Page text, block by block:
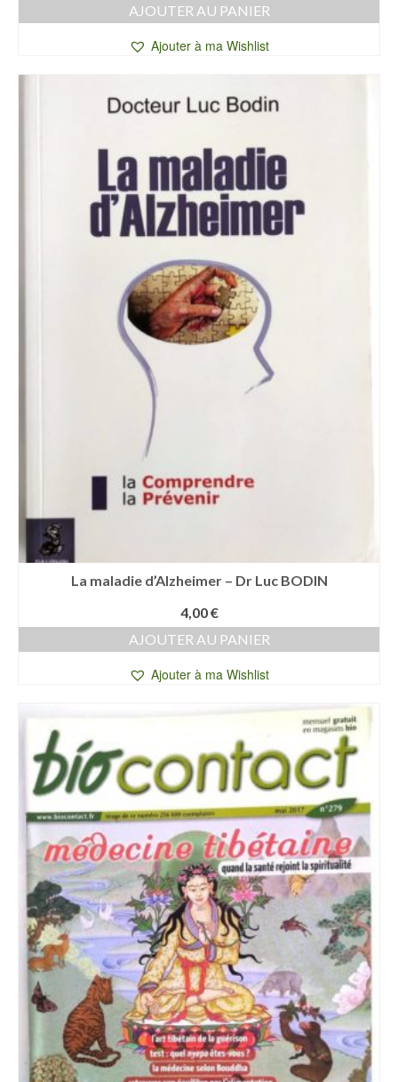
AJOUTER AU PANIER
Ajouter à ma Wishlist
La maladie d’Alzheimer – Dr Luc BODIN
4,00€
AJOUTER AU PANIER
Ajouter à ma Wishlist